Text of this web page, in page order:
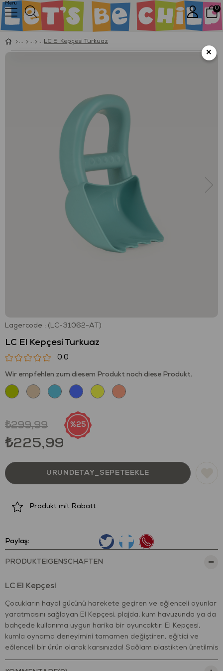
Menu
0
LC El Kepçesi Turkuaz
Lagercode (LC-31062-AT)
LC El Kepçesi Turkuaz
0.0
Wir empfehlen zum diesem Produkt noch diese Produkt.
₺299,99
₺225,99
25
Produkt mit Rabatt
Paylaş:
PRODUKTEIGENSCHAFTEN
LC El Kepçesi
Çocukların hayal gücünü harekete geçiren ve eğlenceli oyunlar
yaratmasını sağlayan El Kepçesi, plajda, kum havuzunda ya da
bahçede kullanıma uygun harika bir oyuncaktır. El Kepçesi,
kumla oynama deneyimini tamamen değiştiren, eğitici ve
eğlenceli bir ürün olarak karşınızda! Sağlam plastikten üretilmiş
olan bu kepçe, çocukların güvenliği göz önünde bulundurularak
×